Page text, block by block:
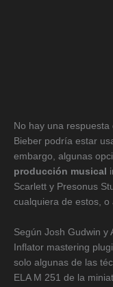
No hay una
Bieber podría estar
embargo, algunas
producción musical
Scarlett y Presonus
cualquiera de estos,
Según Josh Gudwin y
Inflator mastering
solo algunas de las
ELA M 251 de la